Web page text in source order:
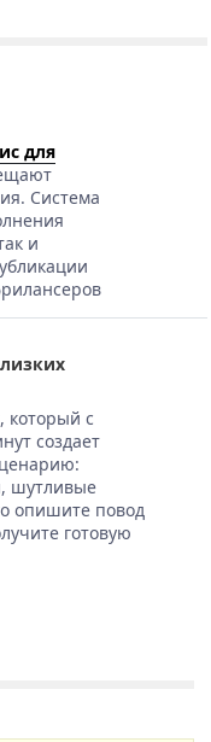
для
Система
и
с
создает
шутливые
опишите повод
готовую